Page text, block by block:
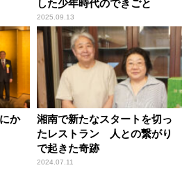
した少年時代のできごと
2025.09.13
か
湘南で新たなスタートを切っ
たレストラン 人との繋がり
で起きた奇跡
2024.07.11